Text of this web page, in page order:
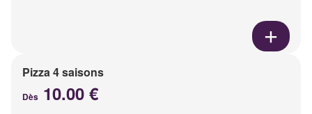
Pizza 4 saisons
Dès 10.00 €